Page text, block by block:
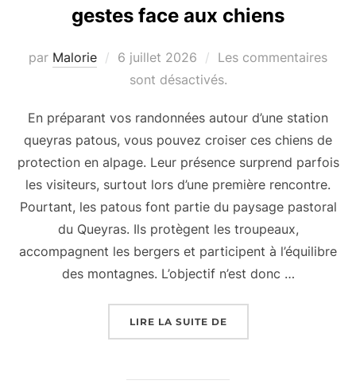
gestes face aux chiens
par Malorie
Publié
6 juillet 2026
Les commentaires
sont désactivés.
En préparant vos randonnées autour d’une station
queyras patous, vous pouvez croiser ces chiens de
protection en alpage. Leur présence surprend parfois
les visiteurs, surtout lors d’une première rencontre.
Pourtant, les patous font partie du paysage pastoral
du Queyras. Ils protègent les troupeaux,
accompagnent les bergers et participent à l’équilibre
des montagnes. L’objectif n’est donc …
LIRE LA SUITE DE